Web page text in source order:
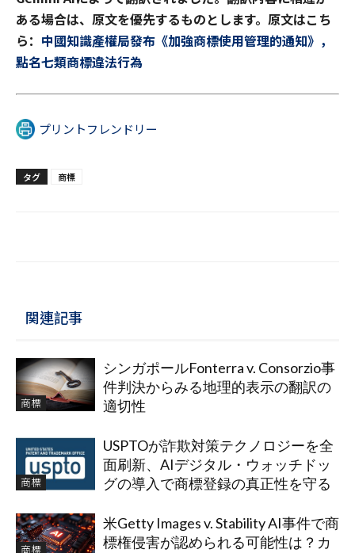
ある場合は、原文を優先するものとします。原文はこち
ら： 中國知識產權局發布《加強商標使用管理的通知》，
點名七類商標違法行為
プリントフレンドリー
タグ 商標
関連記事
商標
シンガポールFonterra v. Consorzio事
件判決からみる地理的表示の翻訳の
適切性
商標
USPTOが詐欺対策テクノロジーを全
面刷新、AIデジタル・ウォッチドッ
グの導入で商標登録の真正性を守る
商標
米Getty Images v. Stability AI事件で商
標権侵害が認められる可能性は？カ